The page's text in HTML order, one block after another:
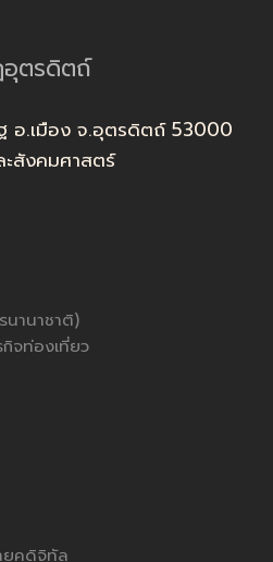
อุตรดิตถ์
อ.เมือง จ.อุตรดิตถ์ 53000
สังคมศาสตร์
านาชาติ)
จท่องเที่ยว
ยุคดิจิทัล